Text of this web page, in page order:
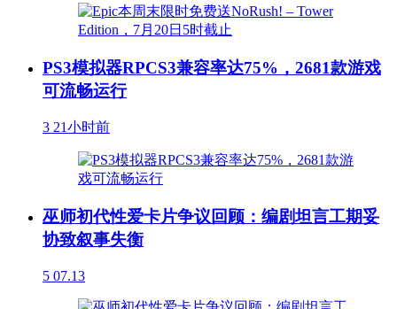
PS3模拟器RPCS3兼容率达75%，2681款游戏
可流畅运行
3 21小时前
巫师初代性爱卡片争议回顾：编剧坦言工期妥
协致叙事失衡
5 07.13